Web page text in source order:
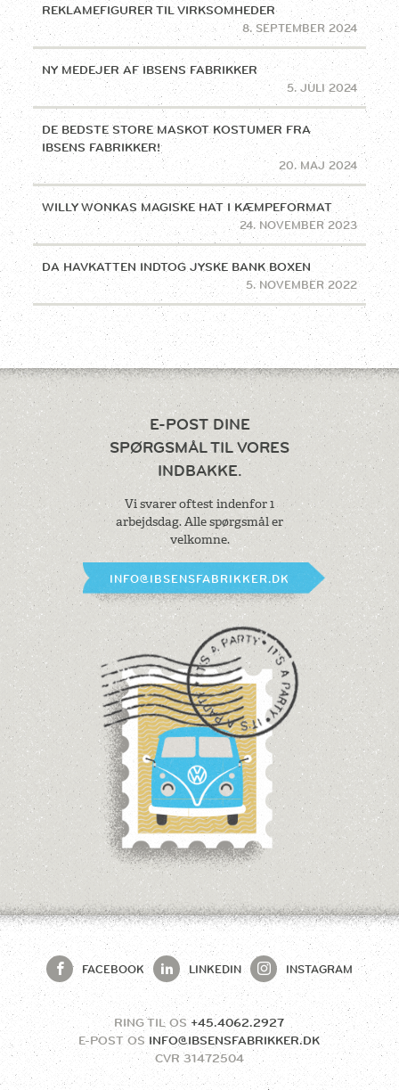
REKLAMEFIGURER TIL VIRKSOMHEDER
8. SEPTEMBER 2024
NY MEDEJER AF IBSENS FABRIKKER
5. JULI 2024
DE BEDSTE STORE MASKOT KOSTUMER FRA
IBSENS FABRIKKER!
20. MAJ 2024
WILLY WONKAS MAGISKE HAT I KÆMPEFORMAT
24. NOVEMBER 2023
DA HAVKATTEN INDTOG JYSKE BANK BOXEN
5. NOVEMBER 2022
E-POST DINE
SPØRGSMÅLTIL VORES
INDBAKKE.
Vi svarer oftest indenfor 1
arbejdsdag.Alle spørgsmål er
velkomne.
INFO@IBSENSFABRIKKER.DK
FACEBOOK LINKEDIN INSTAGRAM
RING TIL OS +45.4062.2927
E-POST OS INFO@IBSENSFABRIKKER.DK
CVR 31472504